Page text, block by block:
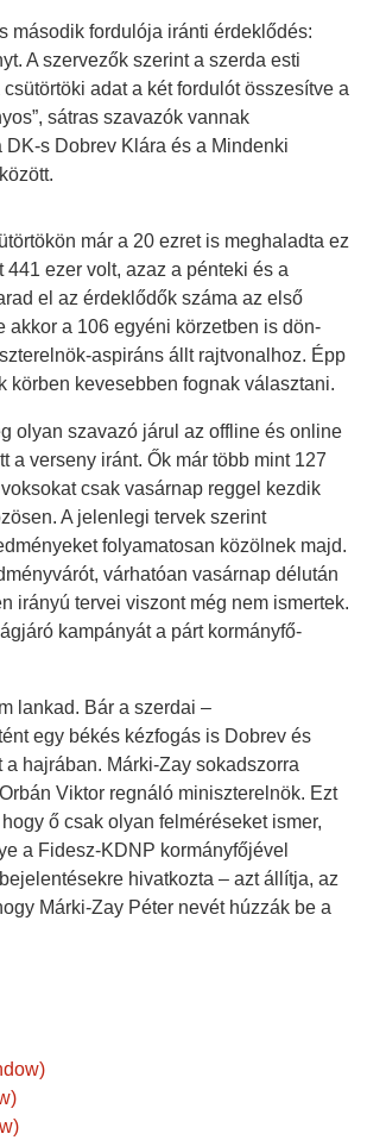
második fordulója iránti érdeklődés:
A szervezők szerint a szerda esti
adat a két fordulót összesítve a
sátras szavazók vannak
s Dobrev Klára és a Mindenki
már a 20 ezret is meghaladta ez
ezer volt, azaz a pénteki és a
el az érdeklődők száma az első
akkor a 106 egyéni körzetben is dön-
aspiráns állt rajtvonalhoz. Épp
körben kevesebben fognak választani.
olyan szavazó járul az offline és online
a verseny iránt. Ők már több mint 127
csak vasárnap reggel kezdik
A jelenlegi tervek szerint
folyamatosan közölnek majd.
várhatóan vasárnap délután
irányú tervei viszont még nem ismertek.
kampányát a párt kormányfő-
lankad. Bár a szerdai –
egy békés kézfogás is Dobrev és
hajrában. Márki-Zay sokadszorra
Viktor regnáló miniszterelnök. Ezt
ő csak olyan felméréseket ismer,
a Fidesz-KDNP kormányfőjével
hivatkozta – azt állítja, az
Márki-Zay Péter nevét húzzák be a